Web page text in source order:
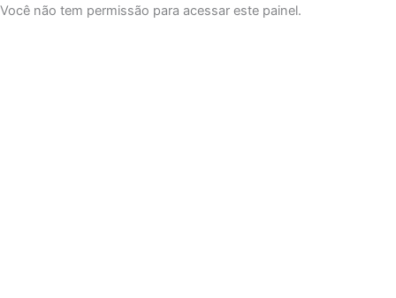
Você não tem permissão para acessar este painel.